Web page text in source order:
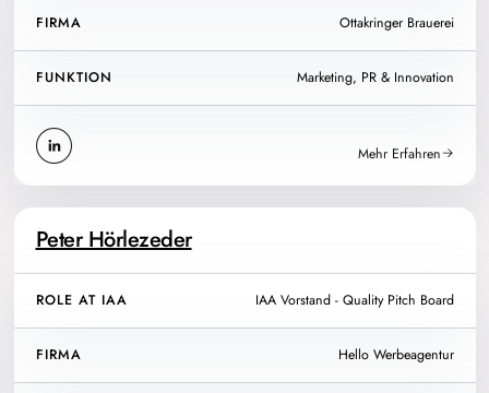
FIRMA Ottakringer Brauerei
FUNKTION Marketing, PR & Innovation
Mehr Erfahren
Peter Hörlezeder
ROLE AT IAA IAA Vorstand - Quality Pitch Board
FIRMA Hello Werbeagentur